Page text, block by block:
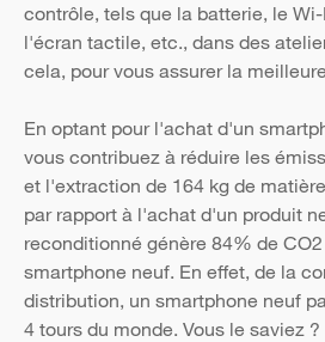
contrôle, tels que la batterie, le
l'écran tactile, etc., dans des
cela, pour vous assurer la
En optant pour l'achat d'un
vous contribuez à réduire les
et l'extraction de 164 kg de
par rapport à l'achat d'un produit
reconditionné génère 84% de
smartphone neuf. En effet, de la
distribution, un smartphone neuf
4 tours du monde. Vous le saviez ?